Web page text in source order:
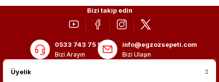
Bizi takip edin
0533 743 75 56
Bizi Arayın
info@egzozsepeti.com
Bizi Ulaşın
Üyelik